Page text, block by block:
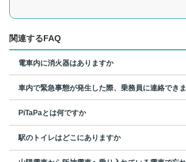
関連するFAQ
電車内に消火器はありますか
車内で緊急事態が発生した際、乗務員に連絡でき
PiTaPaとは何ですか
駅のトイレはどこにありますか